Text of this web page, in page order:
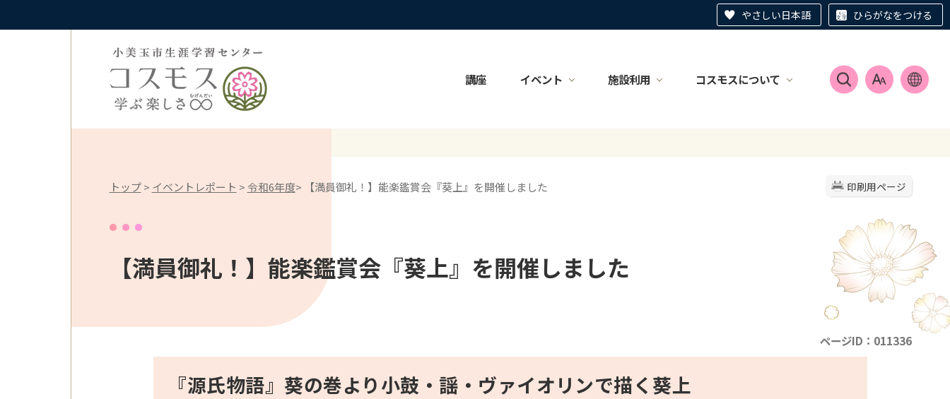
やさしい日本語 ひらがなをつける
講座 イベント 施設利用 コスモスについて
印刷用ページ
トップ> イベントレポート > 令和6年度> 【満員御礼！】能楽鑑賞会『葵上』を開催しました
【満員御礼！】能楽鑑賞会『葵上』を開催しました
ページID：011336
『源氏物語』葵の巻より小鼓 ・謡・ ヴァイオリンで描く葵上